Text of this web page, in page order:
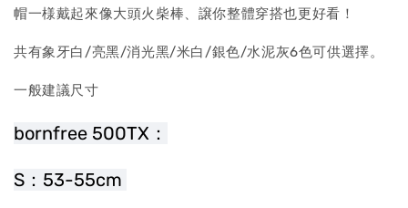
帽一様戴起來像大頭火柴棒、譲你整體穿搭也更好看！
共有象牙白/亮黑/消光黑/米白/銀色/水泥灰6色可供選擇。
一般建議尺寸
bornfree 500TX：
S：53-55cm